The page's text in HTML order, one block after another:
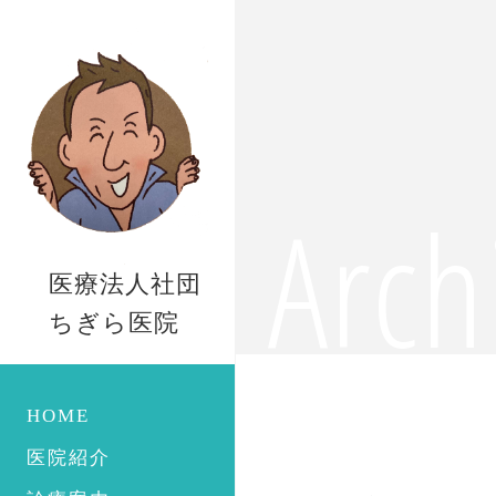
医療法人社団
ちぎら医院
HOME
医院紹介